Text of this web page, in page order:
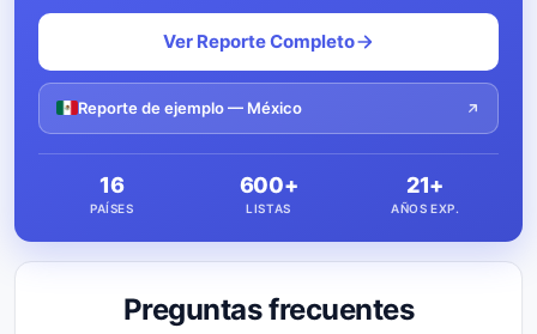
Preguntas frecuentes
Ver Reporte Completo
Reporte de ejemplo — México
16
PAÍSES
600+
LISTAS
21+
AÑOS EXP.